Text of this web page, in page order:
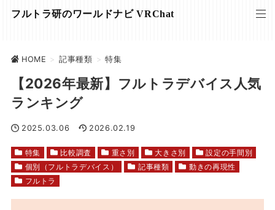
フルトラ研のワールドナビ VRChat
HOME > 記事種類 > 特集
【2026年最新】フルトラデバイス人気
ランキング
2025.03.06 2026.02.19
特集 比較調査 重さ別 大きさ別
設定の手間別
個別（フルトラデバイス）
記事種類
動きの再現性
フルトラ